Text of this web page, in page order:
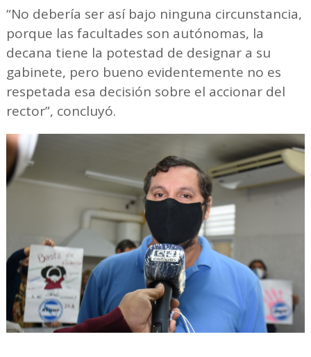
“No debería ser así bajo ninguna circunstancia,
porque las facultades son autónomas, la
decana tiene la potestad de designar a su
gabinete, pero bueno evidentemente no es
respetada esa decisión sobre el accionar del
rector”, concluyó.